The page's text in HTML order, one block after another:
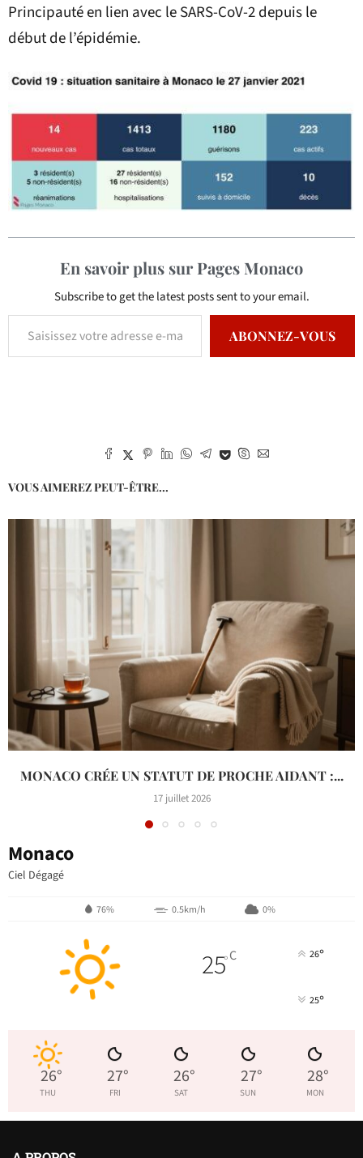
Principauté en lien avec le SARS-CoV-2 depuis le
début de l’épidémie.
En savoir plus sur Pages Monaco
Subscribe to get the latest posts sent to your email.
ABONNEZ-VOUS
VOUS AIMEREZ PEUT-ÊTRE...
MONACO CRÉE UN STATUT DE PROCHE AIDANT :...
17 juillet 2026
Monaco
Ciel Dégagé
76% 0.5km/h 0%
25°C 26°
25°
26°
THU
27°
FRI
26°
SAT
27°
SUN
28°
MON